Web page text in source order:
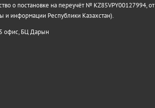
о постановке на переучёт № KZ85VPY00127994, от
и информации Республики Казахстан).
офис, БЦ Дарын